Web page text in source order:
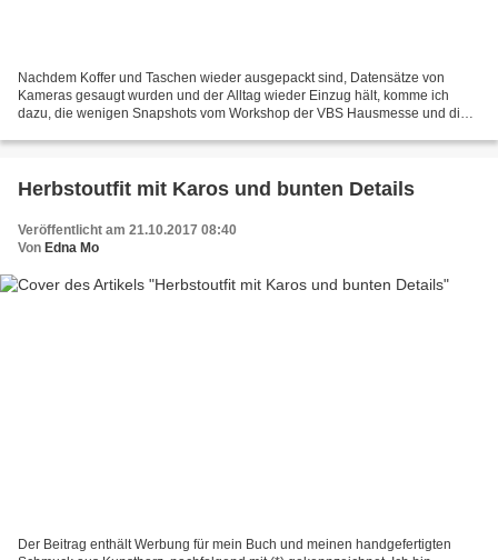
Nachdem Koffer und Taschen wieder ausgepackt sind, Datensätze von
Kameras gesaugt wurden und der Alltag wieder Einzug hält, komme ich
dazu, die wenigen Snapshots vom Workshop der VBS Hausmesse und die
Herbstoutfit mit Karos und bunten Details
Veröffentlicht am 21.10.2017 08:40
Von Edna Mo
Der Beitrag enthält Werbung für mein Buch und meinen handgefertigten